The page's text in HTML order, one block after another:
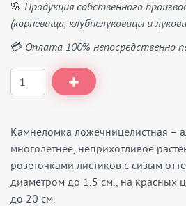
🌸 Продукция собственного
(корневища, клубнелуковицы и
💳 Оплата 100% непосредственно
Камнеломка ложечницелистная –
многолетнее, неприхотливое
розеточками листиков с сизым
диаметром до 1,5 см., на красных
до 20 см.